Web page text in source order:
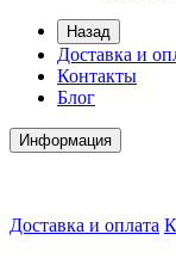
Назад
Доставка и
Контакты
Блог
Информация
Доставка и оплата